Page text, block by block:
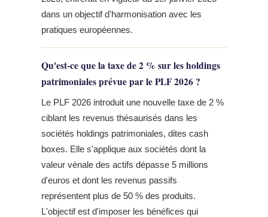
dans un objectif d'harmonisation avec les
pratiques européennes.
Qu'est-ce que la taxe de 2 % sur les holdings
patrimoniales prévue par le PLF 2026 ?
Le PLF 2026 introduit une nouvelle taxe de 2 %
ciblant les revenus thésaurisés dans les
sociétés holdings patrimoniales, dites cash
boxes. Elle s'applique aux sociétés dont la
valeur vénale des actifs dépasse 5 millions
d'euros et dont les revenus passifs
représentent plus de 50 % des produits.
L'objectif est d'imposer les bénéfices qui